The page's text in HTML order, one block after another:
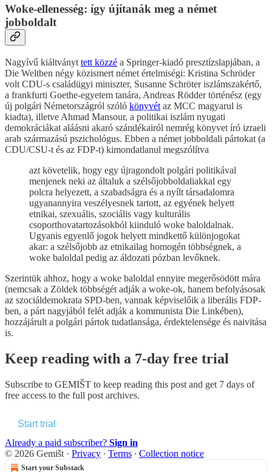
Woke-ellenesség: így újítanák meg a német
jobboldalt
Nagyívű kiáltványt tett közzé a Springer-kiadó presztízslapjában, a
Die Weltben négy közismert német értelmiségi: Kristina Schröder
volt CDU-s családügyi miniszter, Susanne Schröter iszlámszakértő,
a frankfurti Goethe-egyetem tanára, Andreas Rödder történész (egy
új polgári Németországról szóló könyvét az MCC magyarul is
kiadta), illetve Ahmad Mansour, a politikai iszlám nyugati
demokráciákat aláásni akaró szándékairól nemrég könyvet író izraeli
arab származású pszichológus. Ebben a német jobboldali pártokat (a
CDU/CSU-t és az FDP-t) kimondatlanul megszólítva
azt követelik, hogy egy újragondolt polgári politikával
menjenek neki az általuk a szélsőjobboldaliakkal egy
polcra helyezett, a szabadságra és a nyílt társadalomra
ugyanannyira veszélyesnek tartott, az egyének helyett
etnikai, szexuális, szociális vagy kulturális
csoporthovatartozásokból kiinduló woke baloldalnak.
Ugyanis egyenlő jogok helyett mindkettő különjogokat
akar: a szélsőjobb az etnikailag homogén többségnek, a
woke baloldal pedig az áldozati pózban levőknek.
Szerintük ahhoz, hogy a woke baloldal ennyire megerősödött mára
(nemcsak a Zöldek többségét adják a woke-ok, hanem befolyásosak
az szociáldemokrata SPD-ben, vannak képviselőik a liberális FDP-
ben, a párt nagyjából felét adják a kommunista Die Linkében),
hozzájárult a polgári pártok tudatlansága, érdektelensége és naivitása
is.
Keep reading with a 7-day free trial
Subscribe to GEMIŠT to keep reading this post and get 7 days of
free access to the full post archives.
Start trial
Already a paid subscriber? Sign in
© 2026 Gemišt · Privacy ∙ Terms ∙ Collection notice
Start your Substack